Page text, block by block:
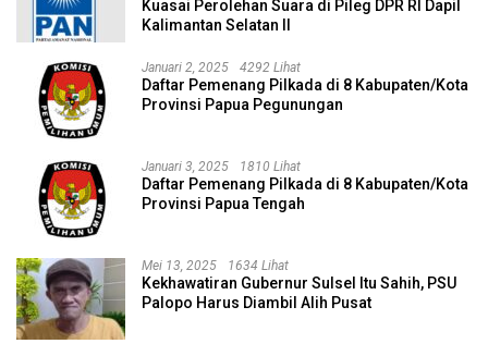
Kuasai Perolehan Suara di Pileg DPR RI Dapil
Kalimantan Selatan II
Januari 2, 2025 4292 Lihat
Daftar Pemenang Pilkada di 8 Kabupaten/Kota
Provinsi Papua Pegunungan
Januari 3, 2025 1810 Lihat
Daftar Pemenang Pilkada di 8 Kabupaten/Kota
Provinsi Papua Tengah
Mei 13, 2025 1634 Lihat
Kekhawatiran Gubernur Sulsel Itu Sahih, PSU
Palopo Harus Diambil Alih Pusat